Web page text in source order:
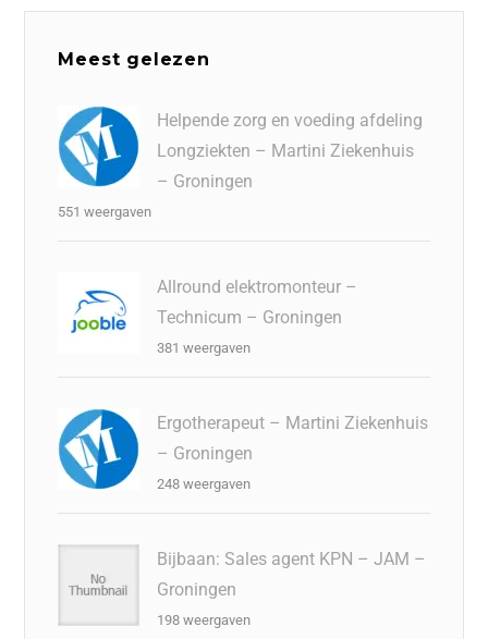
Meest gelezen
Helpende zorg en voeding afdeling
Longziekten – Martini Ziekenhuis
– Groningen
551 weergaven
Allround elektromonteur –
Technicum – Groningen
381 weergaven
Ergotherapeut – Martini Ziekenhuis
– Groningen
248 weergaven
Bijbaan: Sales agent KPN – JAM –
Groningen
198 weergaven